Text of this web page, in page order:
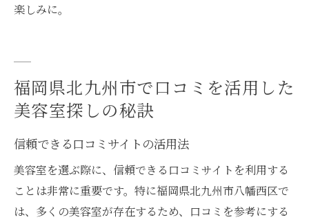
楽しみに。
福岡県北九州市で口コミを活用した
美容室探しの秘訣
信頼できる口コミサイトの活用法
美容室を選ぶ際に、信頼できる口コミサイトを利用する
ことは非常に重要です。特に福岡県北九州市八幡西区で
は、多くの美容室が存在するため、口コミを参考にする